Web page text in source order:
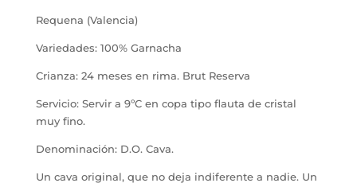
Requena (Valencia)
Variedades: 100% Garnacha
Crianza: 24 meses en rima. Brut Reserva
Servicio: Servir a 9ºC en copa tipo flauta de cristal
muy fino.
Denominación: D.O. Cava.
Un cava original, que no deja indiferente a nadie. Un